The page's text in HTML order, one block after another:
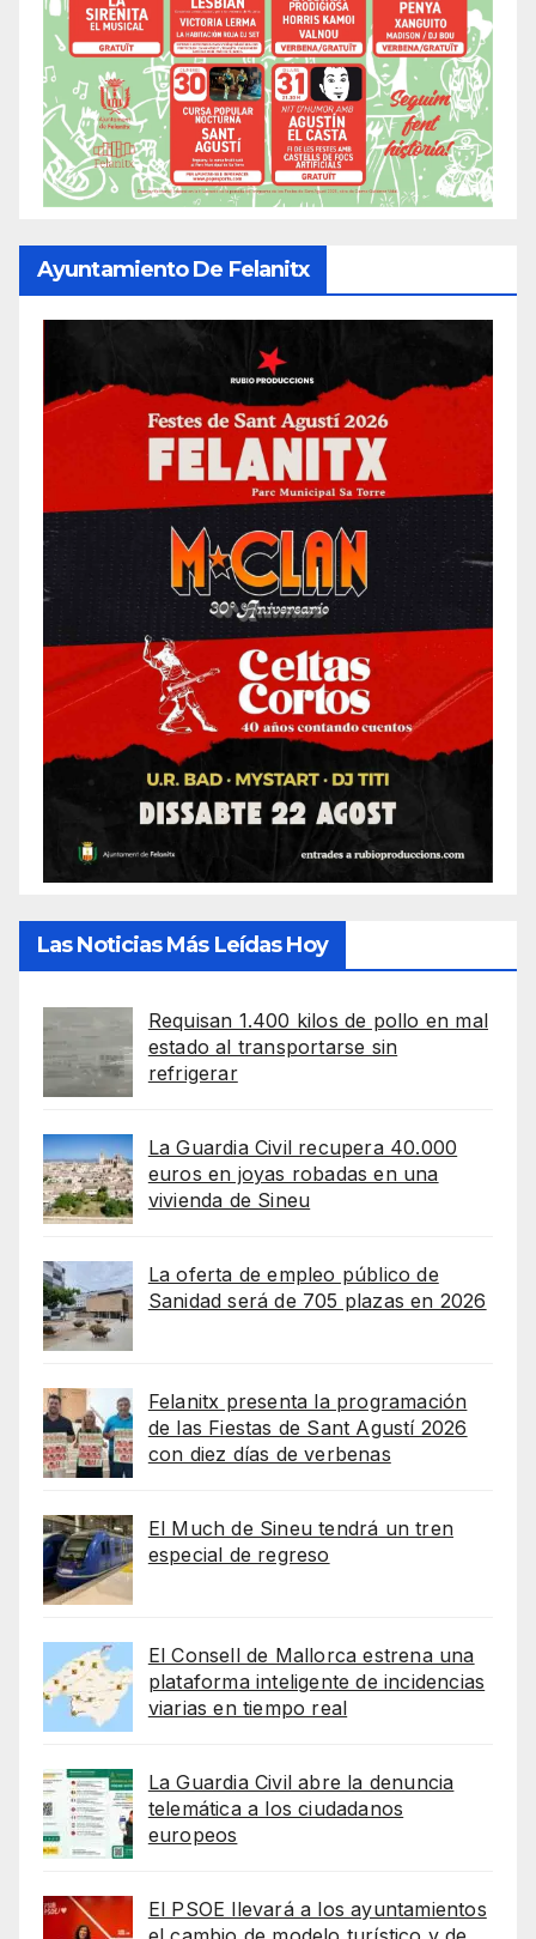
Ayuntamiento De Felanitx
Las Noticias Más Leídas Hoy
Requisan 1.400 kilos de pollo en mal
estado al transportarse sin
refrigerar
La Guardia Civil recupera 40.000
euros en joyas robadas en una
vivienda de Sineu
La oferta de empleo público de
Sanidad será de 705 plazas en 2026
Felanitx presenta la programación
de las Fiestas de Sant Agustí 2026
con diez días de verbenas
El Much de Sineu tendrá un tren
especial de regreso
El Consell de Mallorca estrena una
plataforma inteligente de incidencias
viarias en tiempo real
La Guardia Civil abre la denuncia
telemática a los ciudadanos
europeos
El PSOE llevará a los ayuntamientos